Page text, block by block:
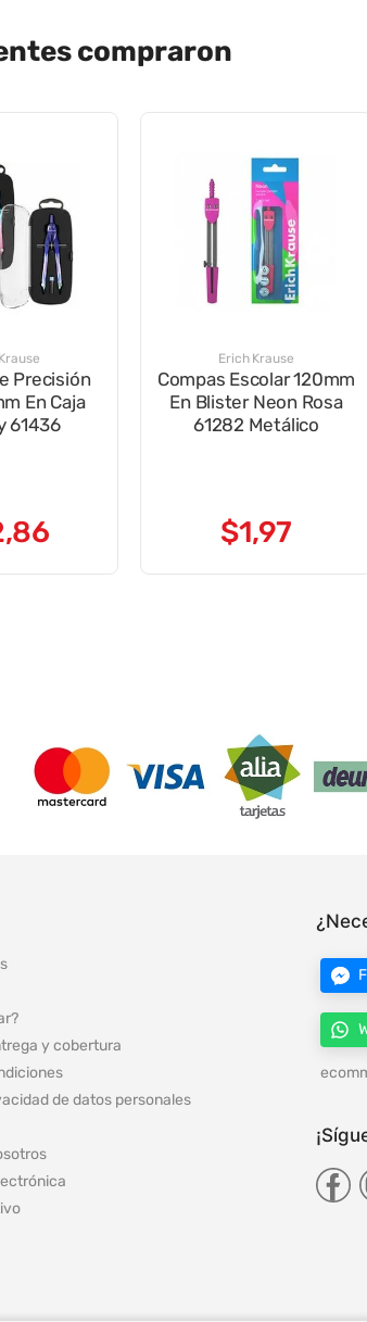
compraron
Precisión
En Caja
61436
,86
Erich Krause
Compas Escolar 120mm
En Blister Neon Rosa
61282 Metálico
$1,97
y cobertura
de datos personales